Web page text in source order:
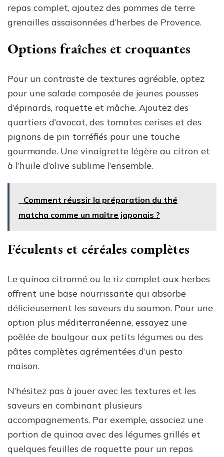
repas complet, ajoutez des pommes de terre
grenailles assaisonnées d’herbes de Provence.
Options fraîches et croquantes
Pour un contraste de textures agréable, optez
pour une salade composée de jeunes pousses
d’épinards, roquette et mâche. Ajoutez des
quartiers d’avocat, des tomates cerises et des
pignons de pin torréfiés pour une touche
gourmande. Une vinaigrette légère au citron et
à l’huile d’olive sublime l’ensemble.
Comment réussir la préparation du thé
matcha comme un maître japonais ?
Féculents et céréales complètes
Le quinoa citronné ou le riz complet aux herbes
offrent une base nourrissante qui absorbe
délicieusement les saveurs du saumon. Pour une
option plus méditerranéenne, essayez une
poêlée de boulgour aux petits légumes ou des
pâtes complètes agrémentées d’un pesto
maison.
N’hésitez pas à jouer avec les textures et les
saveurs en combinant plusieurs
accompagnements. Par exemple, associez une
portion de quinoa avec des légumes grillés et
quelques feuilles de roquette pour un repas